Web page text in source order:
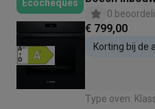
Ecocheques
0
€ 799,00
Korting bij de
Type oven: Klassieke